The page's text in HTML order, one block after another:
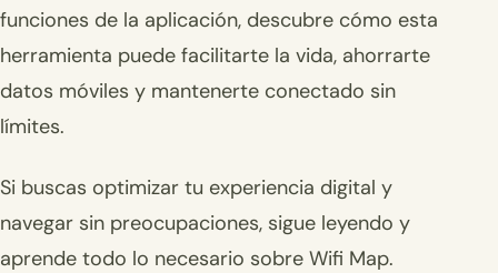
funciones de la aplicación, descubre cómo esta
herramienta puede facilitarte la vida, ahorrarte
datos móviles y mantenerte conectado sin
límites.
Si buscas optimizar tu experiencia digital y
navegar sin preocupaciones, sigue leyendo y
aprende todo lo necesario sobre Wifi Map.